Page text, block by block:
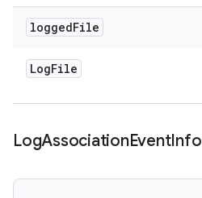
loggedFile
LogFile
LogAssociationEventInfo